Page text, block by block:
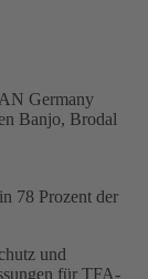
Germany
Banjo, Brodal
78 Prozent der
und
für TFA-